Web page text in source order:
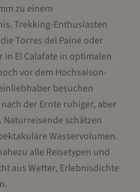
zu einem
Trekking-Enthusiasten
Torres del Paine oder
in El Calafate in optimalen
vor dem Hochsaison-
besuchen
der Ernte ruhiger, aber
schätzen
Wasservolumen.
alle Reisetypen und
aus Wetter, Erlebnisdichte